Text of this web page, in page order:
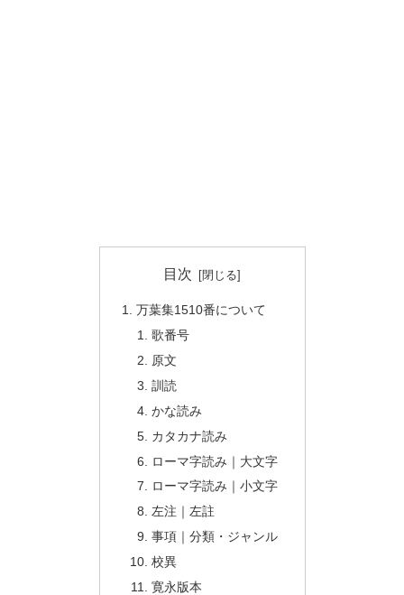
目次
万葉集1510番について
歌番号
原文
訓読
かな読み
カタカナ読み
ローマ字読み｜大文字
ローマ字読み｜小文字
左注｜左註
事項｜分類・ジャンル
校異
寛永版本